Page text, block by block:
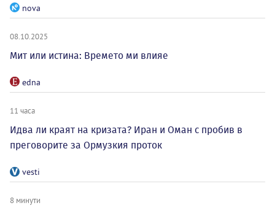
nova
08.10.2025
Мит или истина: Времето ми влияе
edna
11 часа
Идва ли краят на кризата? Иран и Оман с пробив в
преговорите за Ормузкия проток
vesti
8 минути